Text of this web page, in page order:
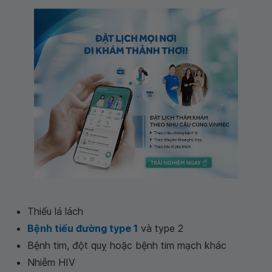
Thiếu lá lách
Bệnh tiểu đường type 1 và type 2
Bệnh tim, đột quỵ hoặc bệnh tim mạch khác
Nhiễm HIV